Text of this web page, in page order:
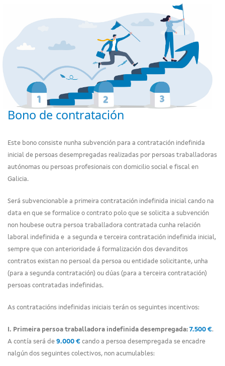
Bono de contratación
Este bono consiste nunha subvención para a contratación indefinida
inicial de persoas desempregadas realizadas por persoas traballadoras
autónomas ou persoas profesionais con domicilio social e fiscal en
Galicia.
Será subvencionable a primeira contratación indefinida inicial cando na
data en que se formalice o contrato polo que se solicita a subvención
non houbese outra persoa traballadora contratada cunha relación
laboral indefinida e a segunda e terceira contratación indefinida inicial,
sempre que con anterioridade á formalización dos devanditos
contratos existan no persoal da persoa ou entidade solicitante, unha
(para a segunda contratación) ou dúas (para a terceira contratación)
persoas contratadas indefinidas.
As contratacións indefinidas iniciais terán os seguintes incentivos:
I. Primeira persoa traballadora indefinida desempregada: 7.500 €.
A contía será de 9.000 € cando a persoa desempregada se encadre
nalgún dos seguintes colectivos, non acumulables: